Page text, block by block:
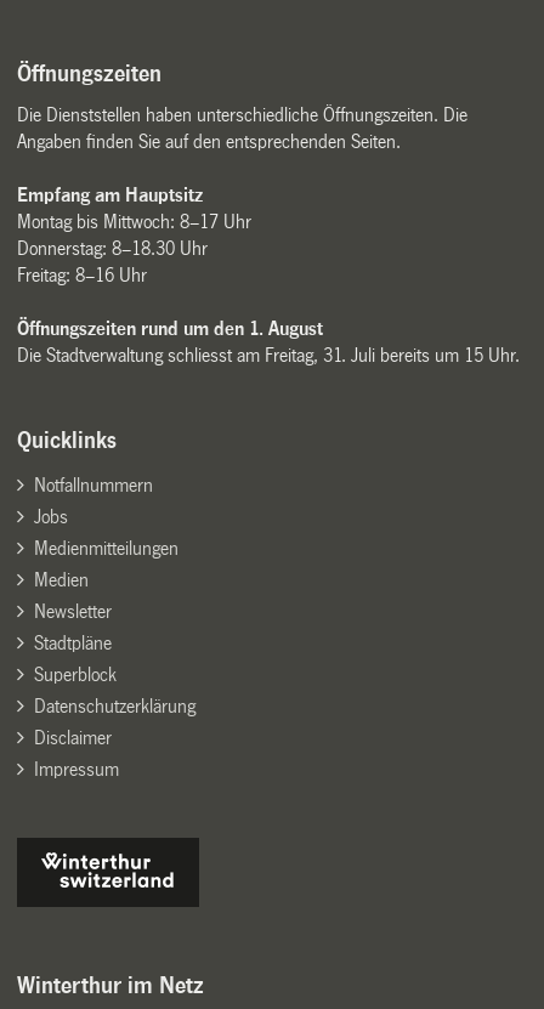
Öffnungszeiten
Die Dienststellen haben unterschiedliche Öffnungszeiten. Die
Angaben finden Sie auf den entsprechenden Seiten.
Empfang am Hauptsitz
Montag bis Mittwoch: 8–17 Uhr
Donnerstag: 8–18.30 Uhr
Freitag: 8–16 Uhr
Öffnungszeiten rund um den 1. August
Die Stadtverwaltung schliesst am Freitag, 31. Juli bereits um 15 Uhr.
Quicklinks
Notfallnummern
Jobs
Medienmitteilungen
Medien
Newsletter
Stadtpläne
Superblock
Datenschutzerklärung
Disclaimer
Impressum
Winterthur im Netz